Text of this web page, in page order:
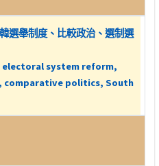
選舉制度、比較政治、選制選
system reform,
comparative politics, South